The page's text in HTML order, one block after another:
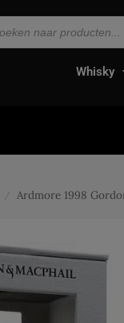
Whisky
/ Ardmore 1998